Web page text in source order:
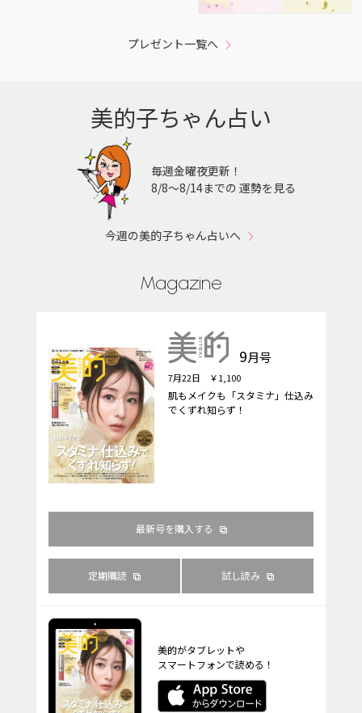
プレゼント一覧へ
美的子ちゃん占い
毎週金曜夜更新！
8/8〜8/14までの 運勢を見る
今週の美的子ちゃん占いへ
Magazine
9月号
7月22日 ￥1,100
肌もメイクも「スタミナ」仕込み
でくずれ知らず！
最新号を購入する
定期購読 試し読み
美的がタブレットや
スマートフォンで読める！